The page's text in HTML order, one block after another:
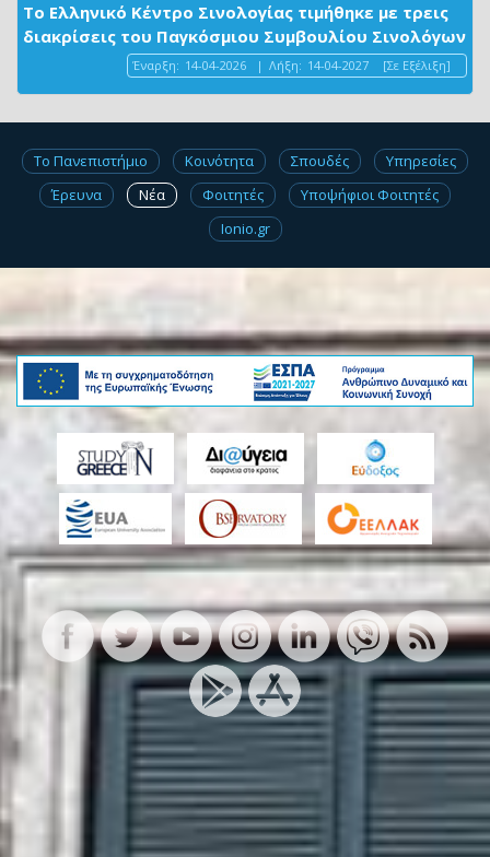
Το Ελληνικό Κέντρο Σινολογίας τιμήθηκε με τρεις
διακρίσεις του Παγκόσμιου Συμβουλίου Σινολόγων
Έναρξη: 14-04-2026 | Λήξη: 14-04-2027 [Σε Εξέλιξη]
Το Πανεπιστήμιο Κοινότητα Σπουδές
Υπηρεσίες
Έρευνα
Νέα Φοιτητές
Υποψήφιοι Φοιτητές
Ionio.gr